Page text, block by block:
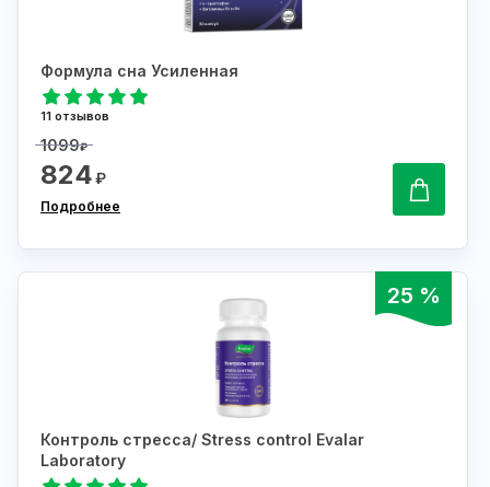
Формула сна Усиленная
11 отзывов
1099₽
824₽
Подробнее
25 %
Контроль стресса/ Stress control Evalar
Laboratory